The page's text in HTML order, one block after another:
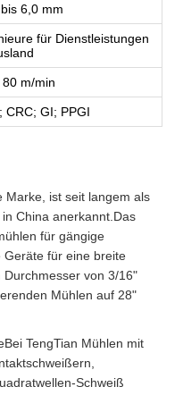
6,0 mm
für Dienstleistungen
m/min
CRC; GI; PPGI
Marke, ist seit langem als
China anerkannt.Das
für gängige
Geräte für eine breite
von 3/16"
Mühlen auf 28"
TengTian Mühlen mit
Schweiß